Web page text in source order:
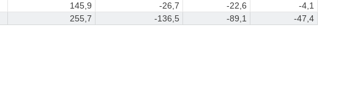
145,9 -26,7 -22,6
-4,1
255,7 -136,5 -89,1 -47,4